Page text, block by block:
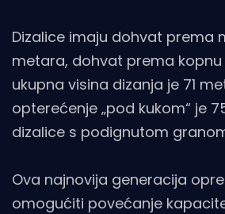
Dizalice imaju dohvat prema
metara, dohvat prema kopnu
ukupna visina dizanja je 71
opterećenje „pod kukom“ je
dizalice s podignutom
Ova najnovija generacija
omogućiti povećanje